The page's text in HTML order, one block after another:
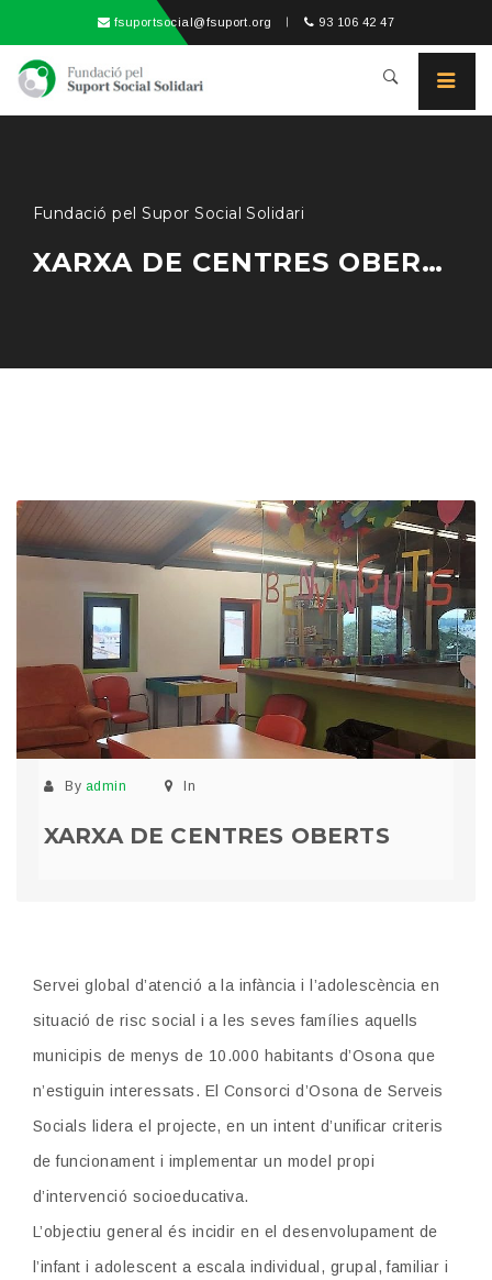
fsuportsocial@fsuport.org 93 106 42 47
Fundació pel Supor Social Solidari
XARXA DE CENTRES OBERTS
By admin In
XARXA DE CENTRES OBERTS
Servei global d’atenció a la infància i l’adolescència en
situació de risc social i a les seves famílies aquells
municipis de menys de 10.000 habitants d’Osona que
n’estiguin interessats. El Consorci d’Osona de Serveis
Socials lidera el projecte, en un intent d’unificar criteris
de funcionament i implementar un model propi
d’intervenció socioeducativa.
L’objectiu general és incidir en el desenvolupament de
l’infant i adolescent a escala individual, grupal, familiar i